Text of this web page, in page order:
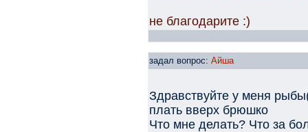
не благодарите :)
задал вопрос: Айша
Здравствуйте у меня
плать вверх брюшко
Что мне делать? Что за